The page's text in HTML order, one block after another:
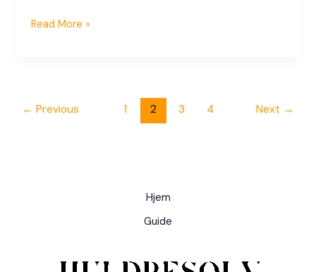
Read More »
← Previous 1 2 3 4 Next →
Hjem
Guide